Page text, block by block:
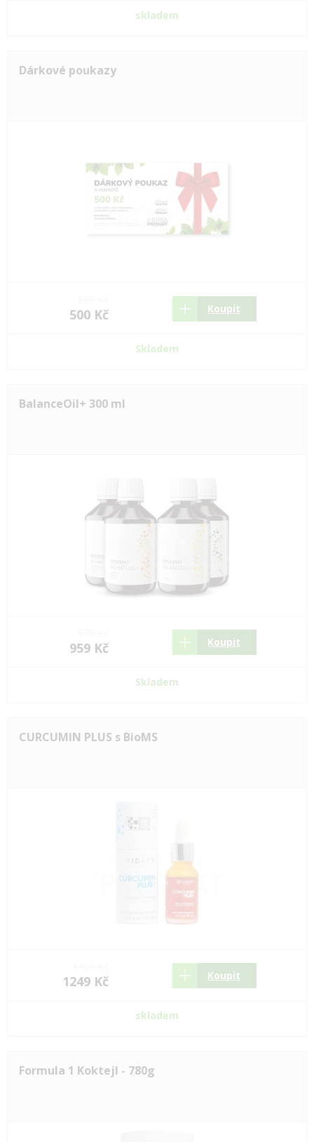
skladem
Dárkové poukazy
500 Kč Koupit
Skladem
BalanceOil+ 300 ml
959 Kč Koupit
Skladem
CURCUMIN PLUS s BioMS
1249 Kč Koupit
skladem
Formula 1 Koktejl - 780g